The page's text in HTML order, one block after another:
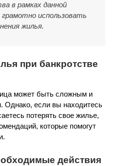
в рамках данной
использовать
жилья.
при банкротстве
может быть сложным и
Однако, если вы находитесь
потерять свое жилье,
которые помогут
действия